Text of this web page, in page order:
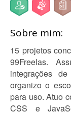
Sobre mim:
15 projetos
99Freelas.
integrações
organizo o
para uso. Atuo
CSS e